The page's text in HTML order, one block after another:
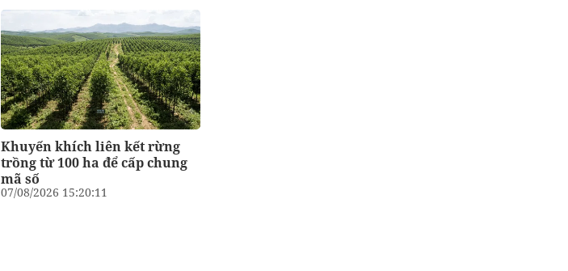
Khuyến khích liên kết rừng
trồng từ 100 ha để cấp chung
mã số
07/08/2026 15:20:11